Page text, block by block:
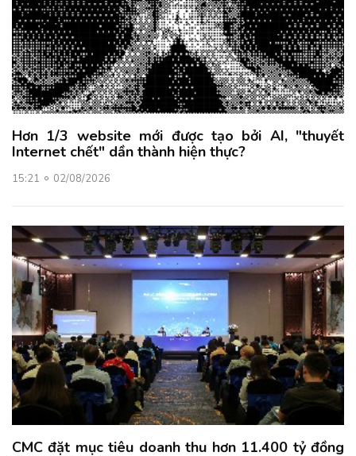
Hơn 1/3 website mới được tạo bởi AI, "thuyết
Internet chết" dần thành hiện thực?
15:21 02/08/2026
CMC đặt mục tiêu doanh thu hơn 11.400 tỷ đồng